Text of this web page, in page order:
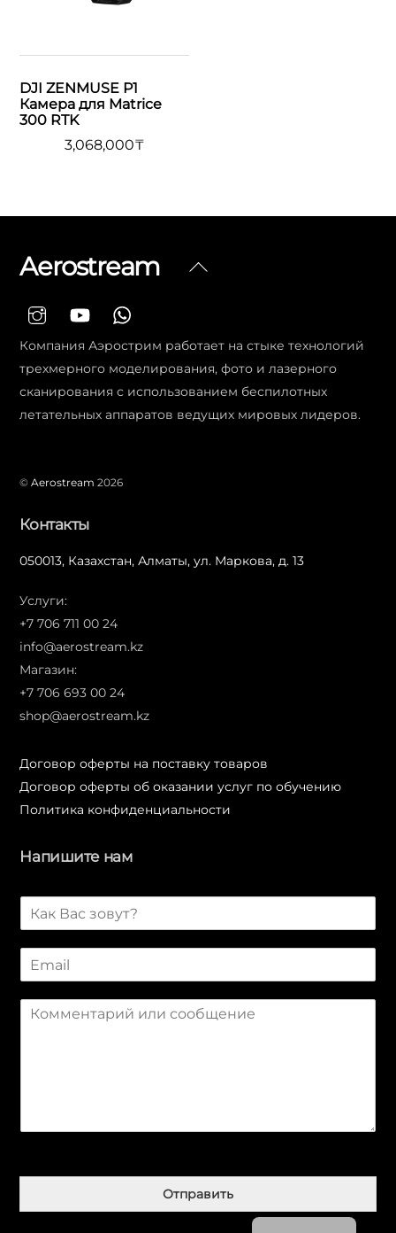
DJI ZENMUSE P1
Камера для Matrice
300 RTK
3,068,000₸
Вернуться
Aerostream
Компания Аэрострим работает на стыке технологий
трехмерного моделирования, фото и лазерного
сканирования с использованием беспилотных
летательных аппаратов ведущих мировых лидеров.
©Aerostream 2026
Контакты
050013, Казахстан, Алматы, ул. Маркова, д. 13
Услуги:
+7 706 711 00 24
info@aerostream.kz
Магазин:
+7 706 693 00 24
shop@aerostream.kz
Договор оферты на поставку товаров
Договор оферты об оказании услуг по обучению
Политика конфиденциальности
Напишите нам
m
и
Отправить
English